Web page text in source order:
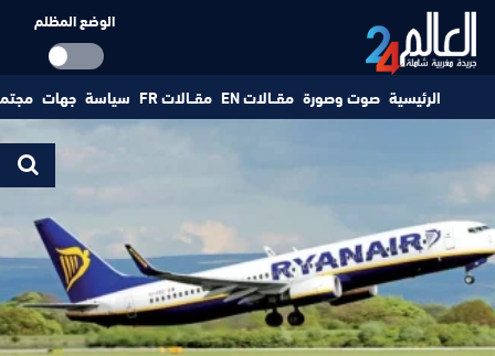
الوضع المظلم
الرئيسية صوت وصورة مقــالات EN مقــالات FR سياسة جهات